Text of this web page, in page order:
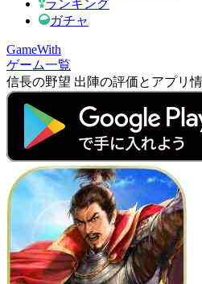
ランキング
ガチャ
GameWith
ゲーム一覧
信長の野望 出陣の評価とアプリ